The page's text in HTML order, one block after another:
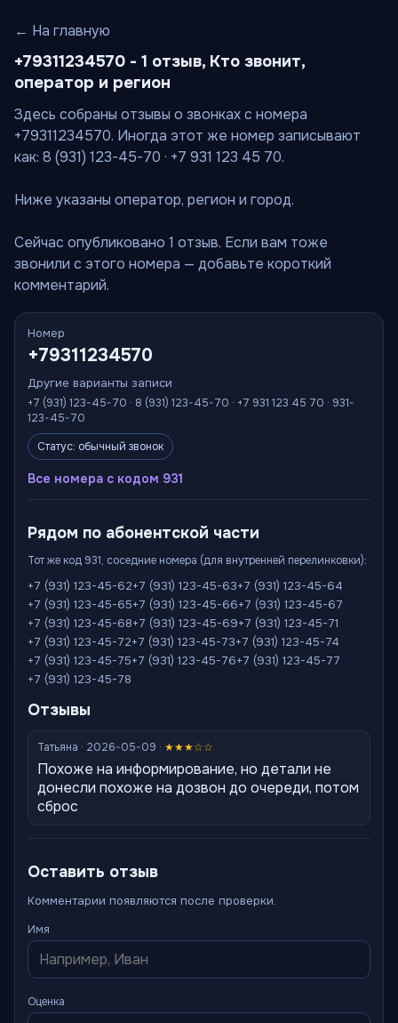
← На главную
+79311234570 - 1 отзыв, Кто звонит,
оператор и регион
Здесь собраны отзывы о звонках с номера
+79311234570. Иногда этот же номер записывают
как: 8 (931) 123-45-70 · +7 931 123 45 70.
Ниже указаны оператор, регион и город.
Сейчас опубликовано 1 отзыв. Если вам тоже
звонили с этого номера — добавьте короткий
комментарий.
Номер
+79311234570
Другие варианты записи
+7 (931) 123-45-70 · 8 (931) 123-45-70 · +7 931 123 45 70 · 931-
123-45-70
Статус: обычный звонок
Все номера с кодом 931
Рядом по абонентской части
Тот же код 931, соседние номера (для внутренней перелинковки):
+7 (931) 123-45-62+7 (931) 123-45-63+7 (931) 123-45-64
+7 (931) 123-45-65+7 (931) 123-45-66+7 (931) 123-45-67
+7 (931) 123-45-68+7 (931) 123-45-69+7 (931) 123-45-71
+7 (931) 123-45-72+7 (931) 123-45-73+7 (931) 123-45-74
+7 (931) 123-45-75+7 (931) 123-45-76+7 (931) 123-45-77
+7 (931) 123-45-78
Отзывы
Татьяна · 2026-05-09 · ★★★☆☆
Похоже на информирование, но детали не
донесли похоже на дозвон до очереди, потом
сброс
Оставить отзыв
Комментарии появляются после проверки.
Имя
Оценка